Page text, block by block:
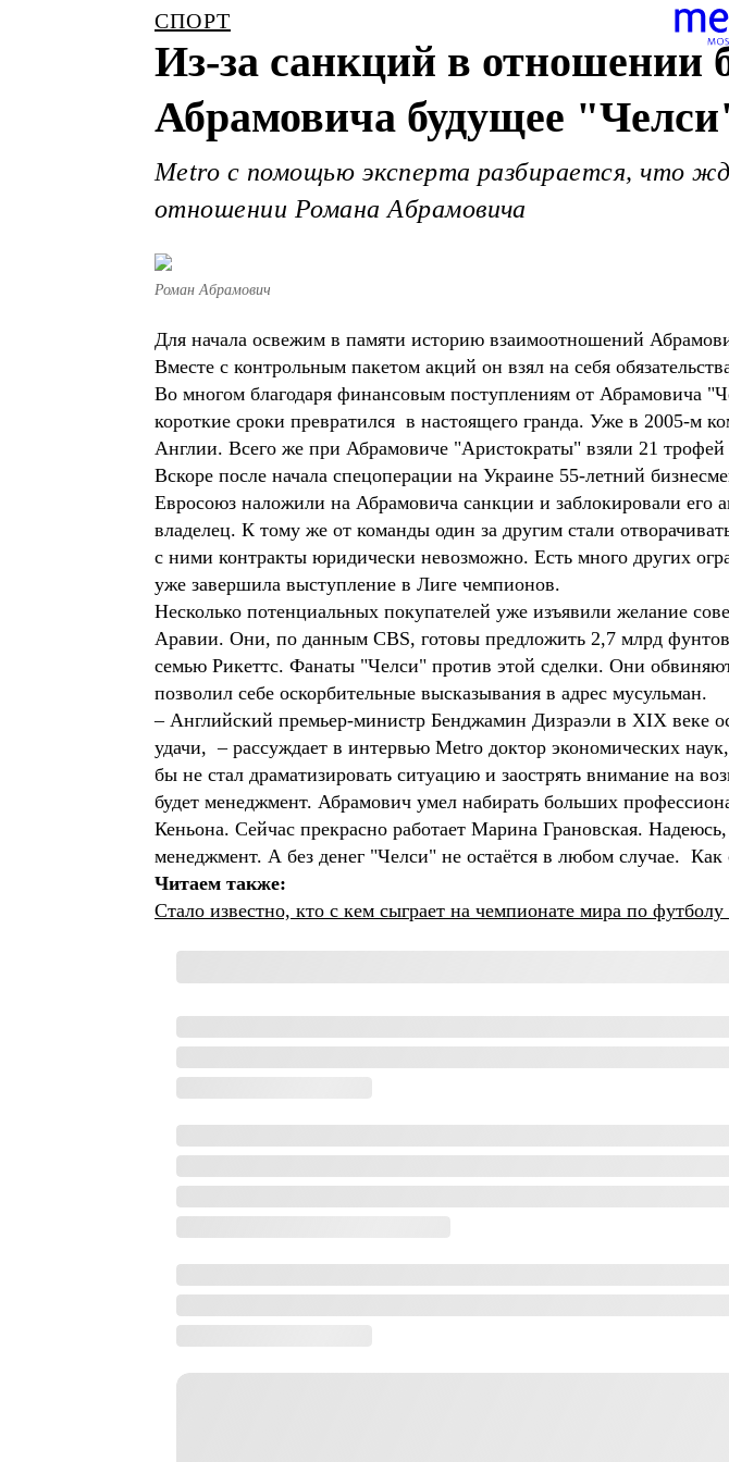
СПОРТ
Из-за санкций в отношении
Абрамовича будущее
Metro c помощью эксперта разбирается, что
отношении Романа Абрамовича
Роман Абрамович
Для начала освежим в памяти историю взаимоотношений
Вместе с контрольным пакетом акций он взял на себя
Во многом благодаря финансовым поступлениям от Абрамовича
короткие сроки превратился в настоящего гранда. Уже в 2005-м
Англии. Всего же при Абрамовиче "Аристократы" взяли 21 трофей
Вскоре после начала спецоперации на Украине 55-летний
Евросоюз наложили на Абрамовича санкции и заблокировали его
владелец. К тому же от команды один за другим стали
с ними контракты юридически невозможно. Есть много других
уже завершила выступление в Лиге чемпионов.
Несколько потенциальных покупателей уже изъявили желание
Аравии. Они, по данным CBS, готовы предложить 2,7 млрд
семью Рикеттс. Фанаты "Челси" против этой сделки. Они
позволил себе оскорбительные высказывания в адрес мусульман.
– Английский премьер-министр Бенджамин Дизраэли в XIX веке
удачи, – рассуждает в интервью Metro доктор экономических
бы не стал драматизировать ситуацию и заострять внимание на
будет менеджмент. Абрамович умел набирать больших
Кеньона. Сейчас прекрасно работает Марина Грановская.
менеджмент. А без денег "Челси" не остаётся в любом случае.
Читаем также:
Стало известно, кто с кем сыграет на чемпионате мира по футболу